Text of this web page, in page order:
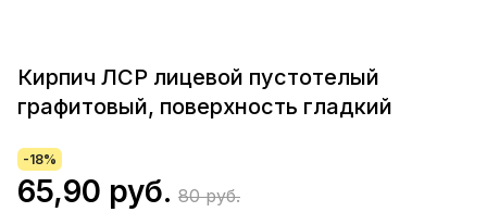
Кирпич ЛСР лицевой пустотелый
графитовый, поверхность гладкий
-18%
65,90 руб. 80 руб.